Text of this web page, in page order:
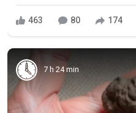
463 80 174
7 h 24 min